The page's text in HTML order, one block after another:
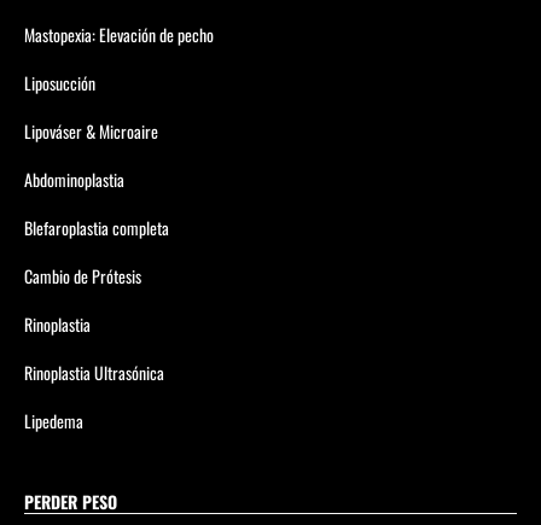
Mastopexia: Elevación de pecho
Liposucción
Lipováser & Microaire
Abdominoplastia
Blefaroplastia completa
Cambio de Prótesis
Rinoplastia
Rinoplastia Ultrasónica
Lipedema
PERDER PESO